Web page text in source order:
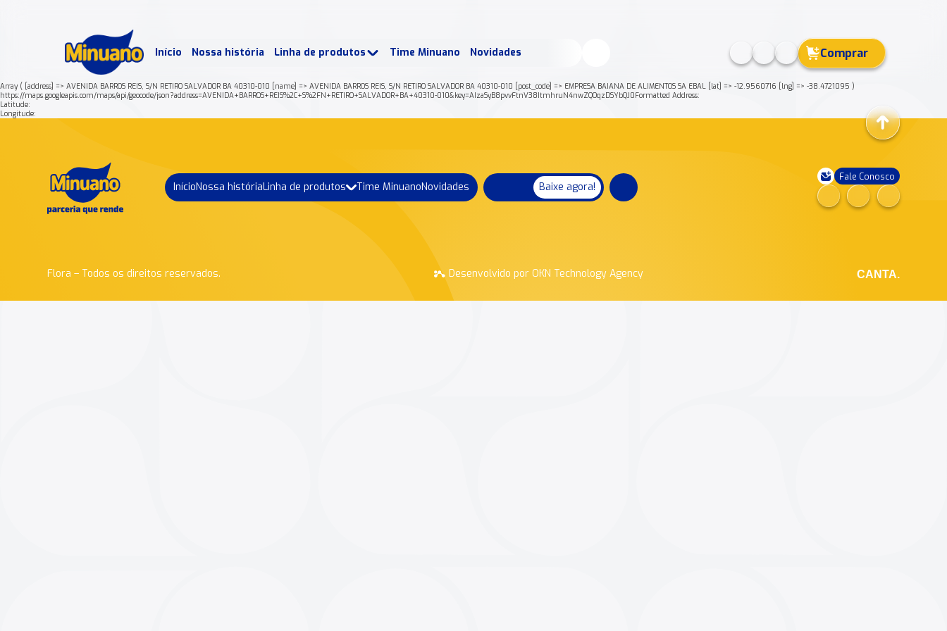
Início Nossa história Linha de produtos Time Minuano Novidades Comprar
Array ( [address] => AVENIDA BARROS REIS, S/N RETIRO SALVADOR BA 40310-010 [name] => AVENIDA BARROS REIS, S/N RETIRO SALVADOR BA 40310-010 [post_code] => EMPRESA BAIANA DE ALIMENTOS SA EBAL [lat] => -12.9560716 [lng] => -38.4721095 )
https://maps.googleapis.com/maps/api/geocode/json?address=AVENIDA+BARROS+REIS%2C+S%2FN+RETIRO+SALVADOR+BA+40310-010&key=AIzaSyB8pvvFtnV38ItmhruN4nwZQOqzDSYbQJ0Formatted Address:
Latitude:
Longitude:
InícioNossa históriaLinha de produtos Time MinuanoNovidades Baixe agora!
Fale Conosco
Flora – Todos os direitos reservados. Desenvolvido por OKN Technology Agency CANTA.